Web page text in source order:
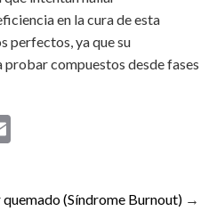
en la cura de esta
perfectos, ya que su
compuestos desde fases
(Síndrome Burnout) →